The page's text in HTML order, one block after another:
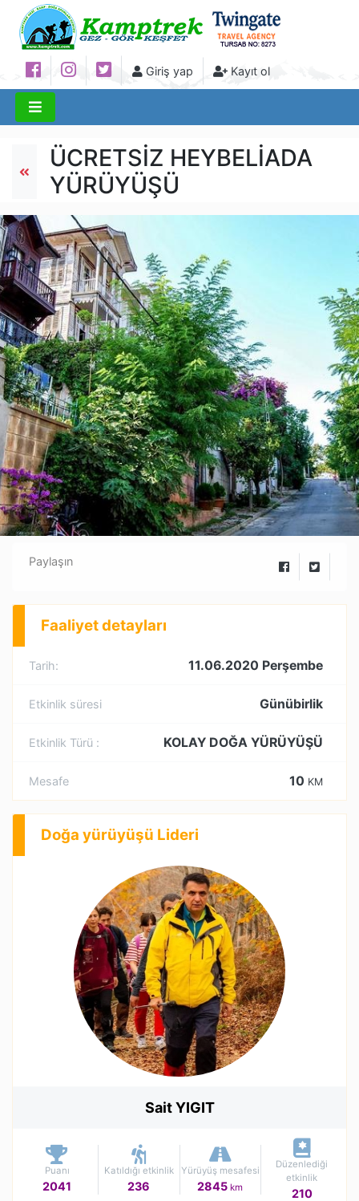
Giriş yap Kayıt ol
ÜCRETSİZ HEYBELİADA
YÜRÜYÜŞÜ
Paylaşın
Faaliyet detayları
Tarih: 11.06.2020 Perşembe
Etkinlik süresi Günübirlik
Etkinlik Türü : KOLAY DOĞA YÜRÜYÜŞÜ
Mesafe 10 KM
Doğa yürüyüşü Lideri
Sait YIGIT
Puanı
2041
Katıldığı etkinlik
236
Yürüyüş mesafesi
2845km
Düzenlediği
etkinlik
210